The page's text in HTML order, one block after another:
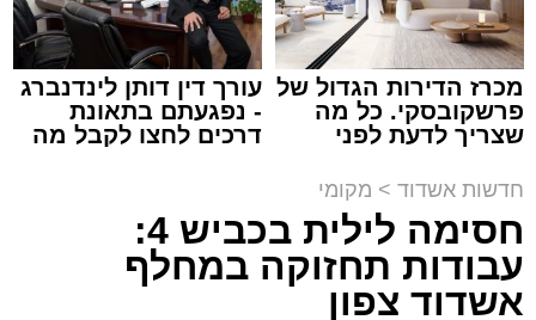
תגים:הגרי"ב שרייבר מעגלים
ארוע שטרם היה כמותו: בשבוע הבא ביום ג'
יתכנסו המוני בחורי הישיבות שטרם החלו את זמן
'אלול', והם יזכו לשמוע את גדולי הדור, מרן הגרי"ב
שרייבר שליט"א והגאון רבי ישאי טולידנו שליט"א,
שבשעה נדירה של קורת רוח ישתפו את שומעיהם
מכרז הדירות הגדול של
פרשקובסקי. כל מה
שצריך לדעת לפני
באשדוד
עורך דין דותן לינדנברג
- נפגעתם בתאונת
דרכים לחצו לקבל מה
חדשות אשדוד > מקומי
חסימה לילית בכביש 4:
עבודות תחזוקה במחלף
אשדוד צפון